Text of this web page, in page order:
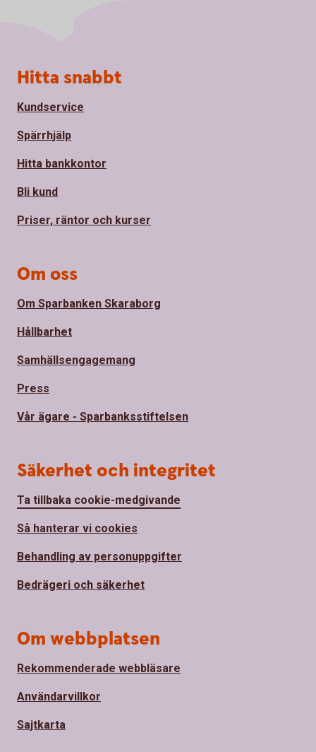
Sidfot
Hitta snabbt
Kundservice
Spärrhjälp
Hitta bankkontor
Bli kund
Priser, räntor och kurser
Om oss
Om Sparbanken Skaraborg
Hållbarhet
Samhällsengagemang
Press
Vår ägare - Sparbanksstiftelsen
Säkerhet och integritet
Ta tillbaka cookie-medgivande
Så hanterar vi cookies
Behandling av personuppgifter
Bedrägeri och säkerhet
Om webbplatsen
Rekommenderade webbläsare
Användarvillkor
Sajtkarta